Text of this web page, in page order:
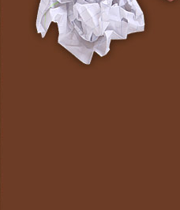
2018 Травень
2018 Червень
2018 Жовтень
2018 Листопад